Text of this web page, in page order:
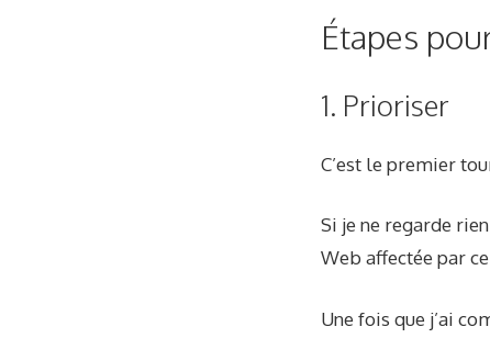
Étapes
1. Prioriser
C’est le premier
Si je ne regarde
Web affectée par
Une fois que j’ai